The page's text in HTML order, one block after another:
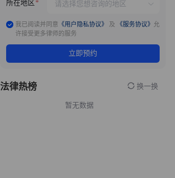
所在地区
我已阅读并同意 《用户隐私协议》 及 《服务协议》 允
许接受更多律师的服务
立即预约
法律热榜 换一换
暂无数据